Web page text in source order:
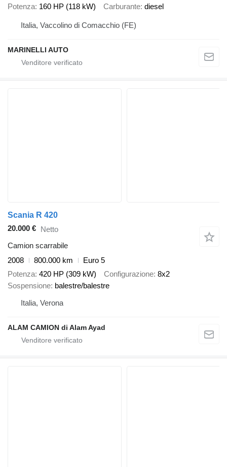
Potenza 160 HP (118 kW) Carburante diesel
Italia, Vaccolino di Comacchio (FE)
MARINELLI AUTO
Scania R 420
20.000 € Netto
Camion scarrabile
2008
800.000 km
Euro 5
Potenza 420 HP (309 kW) Configurazione 8x2
Sospensione balestre/balestre
Italia, Verona
ALAM CAMION di Alam Ayad